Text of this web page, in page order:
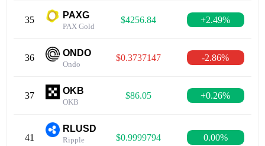
35 PAXG
PAX Gold
$4256.84 +2.49%
36 ONDO
Ondo
$0.3737147 -2.86%
37 OKB
OKB
$86.05 +0.26%
41
RLUSD
Ripple
$0.9999794 0.00%